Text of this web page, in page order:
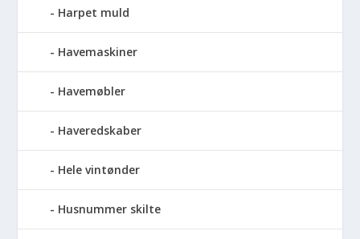
Harpet muld
Havemaskiner
Havemøbler
Haveredskaber
Hele vintønder
Husnummer skilte